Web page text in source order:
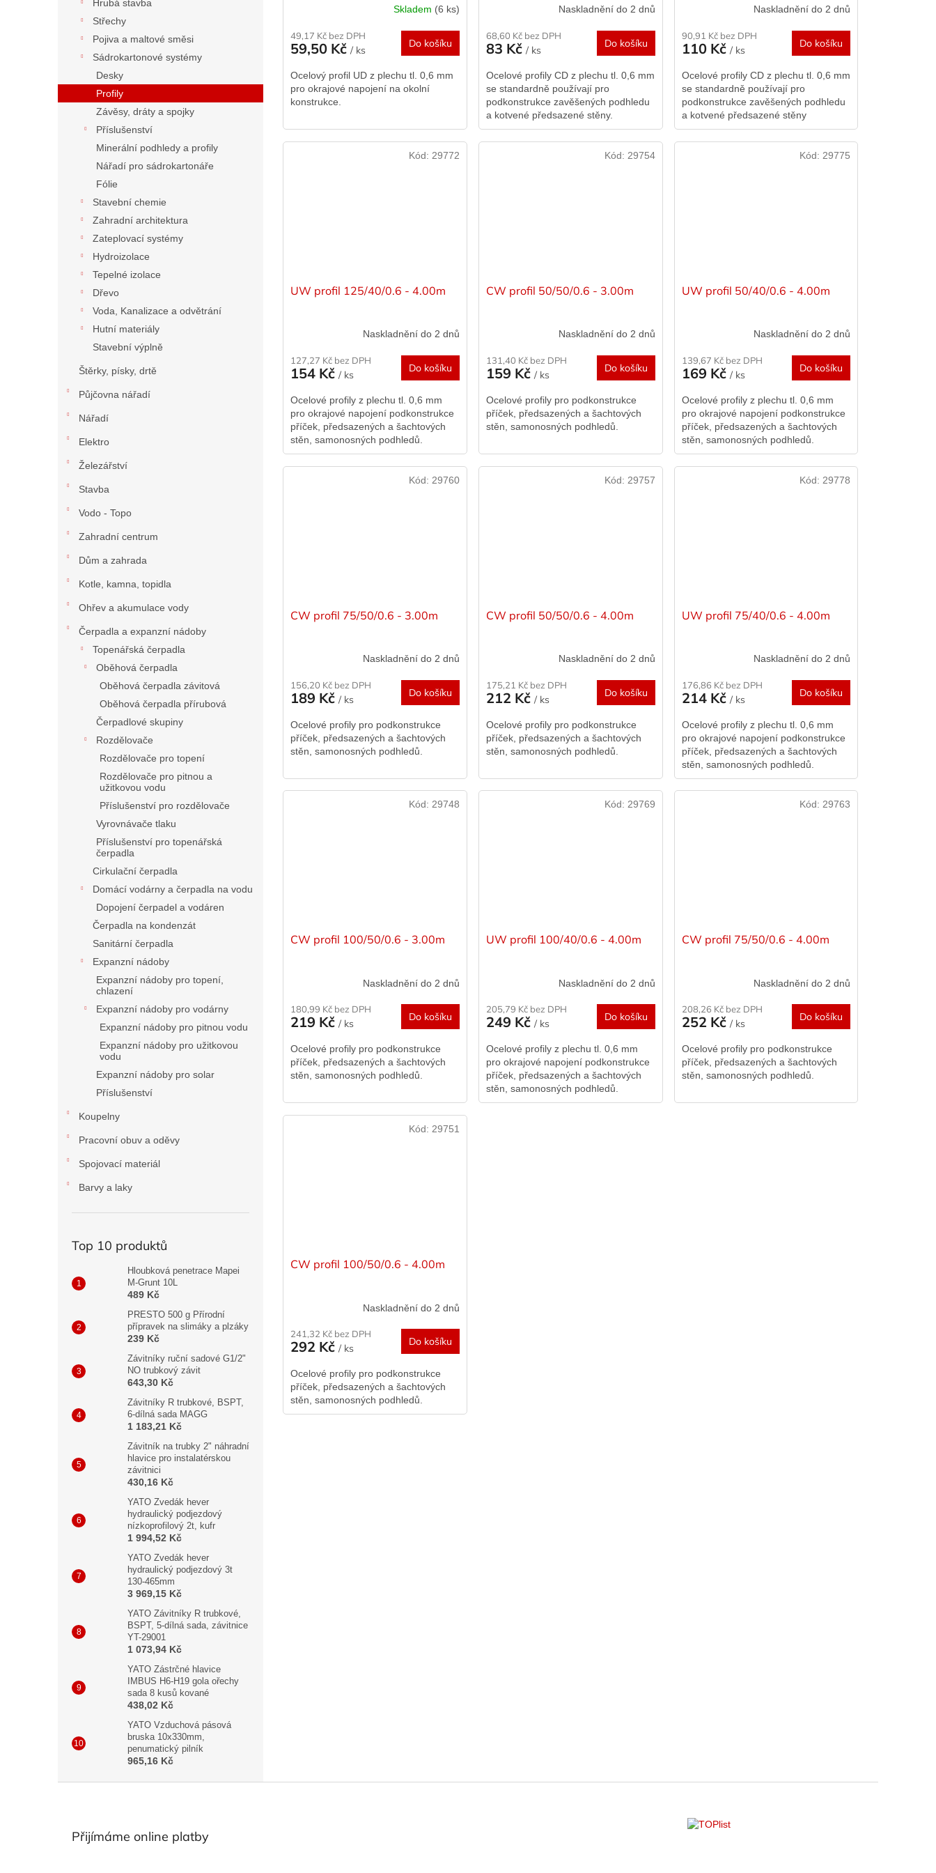
Hrubá stavba
Střechy
Pojiva a maltové směsi
Sádrokartonové systémy
Desky
Profily
Závěsy, dráty a spojky
Příslušenství
Minerální podhledy a profily
Nářadí pro sádrokartonáře
Fólie
Stavební chemie
Zahradní architektura
Zateplovací systémy
Hydroizolace
Tepelné izolace
Dřevo
Voda, Kanalizace a odvětrání
Hutní materiály
Stavební výplně
Štěrky, písky, drtě
Půjčovna nářadí
Nářadí
Elektro
Železářství
Stavba
Vodo - Topo
Zahradní centrum
Dům a zahrada
Kotle, kamna, topidla
Ohřev a akumulace vody
Čerpadla a expanzní nádoby
Topenářská čerpadla
Oběhová čerpadla
Oběhová čerpadla závitová
Oběhová čerpadla přírubová
Čerpadlové skupiny
Rozdělovače
Rozdělovače pro topení
Rozdělovače pro pitnou a
užitkovou vodu
Příslušenství pro rozdělovače
Vyrovnávače tlaku
Příslušenství pro topenářská
čerpadla
Cirkulační čerpadla
Domácí vodárny a čerpadla na vodu
Dopojení čerpadel a vodáren
Čerpadla na kondenzát
Sanitární čerpadla
Expanzní nádoby
Expanzní nádoby pro topení,
chlazení
Expanzní nádoby pro vodárny
Expanzní nádoby pro pitnou vodu
Expanzní nádoby pro užitkovou
vodu
Expanzní nádoby pro solar
Příslušenství
Koupelny
Pracovní obuv a oděvy
Spojovací materiál
Barvy a laky
Top 10 produktů
Hloubková penetrace Mapei
M-Grunt 10L
489 Kč
PRESTO 500 g Přírodní
přípravek na slimáky a plzáky
239 Kč
Závitníky ruční sadové G1/2"
NO trubkový závit
643,30 Kč
Závitníky R trubkové, BSPT,
6-dílná sada MAGG
1 183,21 Kč
Závitník na trubky 2" náhradní
hlavice pro instalatérskou
závitnici
430,16 Kč
YATO Zvedák hever
hydraulický podjezdový
nízkoprofilový 2t, kufr
1 994,52 Kč
YATO Zvedák hever
hydraulický podjezdový 3t
130-465mm
3 969,15 Kč
YATO Závitníky R trubkové,
BSPT, 5-dílná sada, závitnice
YT-29001
1 073,94 Kč
YATO Zástrčné hlavice
IMBUS H6-H19 gola ořechy
sada 8 kusů kované
438,02 Kč
YATO Vzduchová pásová
bruska 10x330mm,
penumatický pilník
965,16 Kč
Skladem (6 ks)
49,17 Kč bez DPH
59,50 Kč/ ks
Do košíku
Ocelový profil UD z plechu tl. 0,6 mm
pro okrajové napojení na okolní
konstrukce.
Naskladnění do 2 dnů
68,60 Kč bez DPH
83 Kč/ ks
Do košíku
Ocelové profily CD z plechu tl. 0,6 mm
se standardně používají pro
podkonstrukce zavěšených podhledu
a kotvené předsazené stěny.
Naskladnění do 2 dnů
90,91 Kč bez DPH
110 Kč/ ks
Do košíku
Ocelové profily CD z plechu tl. 0,6 mm
se standardně používají pro
podkonstrukce zavěšených podhledu
a kotvené předsazené stěny
UW profil 125/40/0.6 - 4.00m
Naskladnění do 2 dnů
127,27 Kč bez DPH
154 Kč/ ks
Do košíku
Ocelové profily z plechu tl. 0,6 mm
pro okrajové napojení podkonstrukce
příček, předsazených a šachtových
stěn, samonosných podhledů.
Kód: 29772
CW profil 50/50/0.6 - 3.00m
Naskladnění do 2 dnů
131,40 Kč bez DPH
159 Kč/ ks
Do košíku
Ocelové profily pro podkonstrukce
příček, předsazených a šachtových
stěn, samonosných podhledů.
Kód: 29754
UW profil 50/40/0.6 - 4.00m
Naskladnění do 2 dnů
139,67 Kč bez DPH
169 Kč/ ks
Do košíku
Ocelové profily z plechu tl. 0,6 mm
pro okrajové napojení podkonstrukce
příček, předsazených a šachtových
stěn, samonosných podhledů.
Kód: 29775
CW profil 75/50/0.6 - 3.00m
Naskladnění do 2 dnů
156,20 Kč bez DPH
189 Kč/ ks
Do košíku
Ocelové profily pro podkonstrukce
příček, předsazených a šachtových
stěn, samonosných podhledů.
Kód: 29760
CW profil 50/50/0.6 - 4.00m
Naskladnění do 2 dnů
175,21 Kč bez DPH
212 Kč/ ks
Do košíku
Ocelové profily pro podkonstrukce
příček, předsazených a šachtových
stěn, samonosných podhledů.
Kód: 29757
UW profil 75/40/0.6 - 4.00m
Naskladnění do 2 dnů
176,86 Kč bez DPH
214 Kč/ ks
Do košíku
Ocelové profily z plechu tl. 0,6 mm
pro okrajové napojení podkonstrukce
příček, předsazených a šachtových
stěn, samonosných podhledů.
Kód: 29778
CW profil 100/50/0.6 - 3.00m
Naskladnění do 2 dnů
180,99 Kč bez DPH
219 Kč/ ks
Do košíku
Ocelové profily pro podkonstrukce
příček, předsazených a šachtových
stěn, samonosných podhledů.
Kód: 29748
UW profil 100/40/0.6 - 4.00m
Naskladnění do 2 dnů
205,79 Kč bez DPH
249 Kč/ ks
Do košíku
Ocelové profily z plechu tl. 0,6 mm
pro okrajové napojení podkonstrukce
příček, předsazených a šachtových
stěn, samonosných podhledů.
Kód: 29769
CW profil 75/50/0.6 - 4.00m
Naskladnění do 2 dnů
208,26 Kč bez DPH
252 Kč/ ks
Do košíku
Ocelové profily pro podkonstrukce
příček, předsazených a šachtových
stěn, samonosných podhledů.
Kód:29763
CW profil 100/50/0.6 - 4.00m
Naskladnění do 2 dnů
241,32 Kč bez DPH
292 Kč/ ks
Do košíku
Ocelové profily pro podkonstrukce
příček, předsazených a šachtových
stěn, samonosných podhledů.
Kód: 29751
Přijímáme online platby